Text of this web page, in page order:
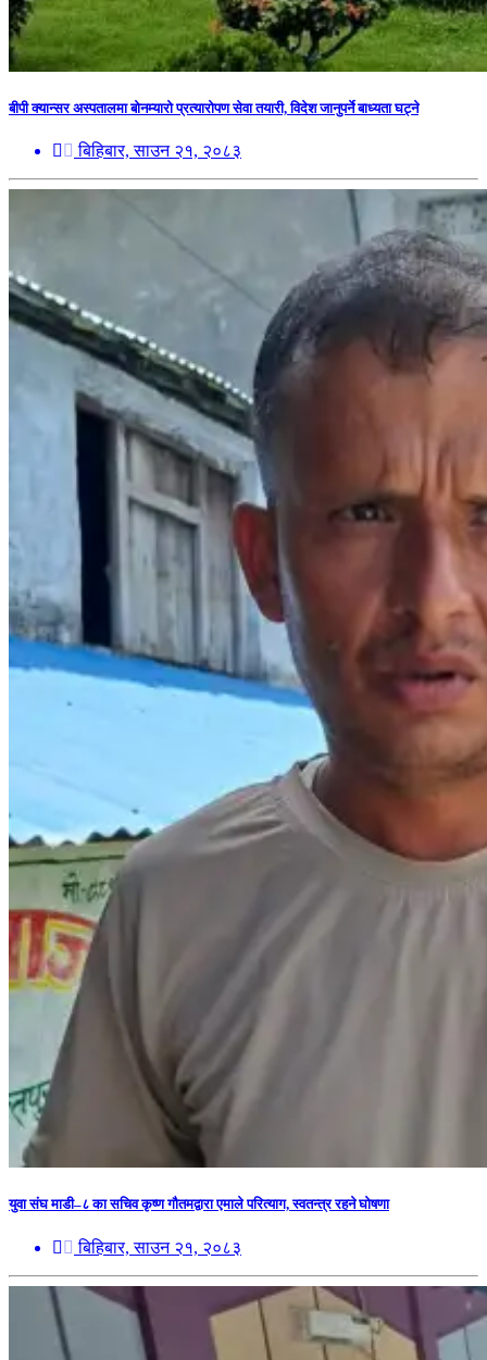
बीपी क्यान्सर अस्पतालमा बोनम्यारो प्रत्यारोपण सेवा तयारी, विदेश जानुपर्ने बाध्यता घट्ने
बिहिबार, साउन २१, २०८३
युवा संघ माडी–८ का सचिव कृष्ण गौतमद्वारा एमाले परित्याग, स्वतन्त्र रहने घोषणा
बिहिबार, साउन २१, २०८३